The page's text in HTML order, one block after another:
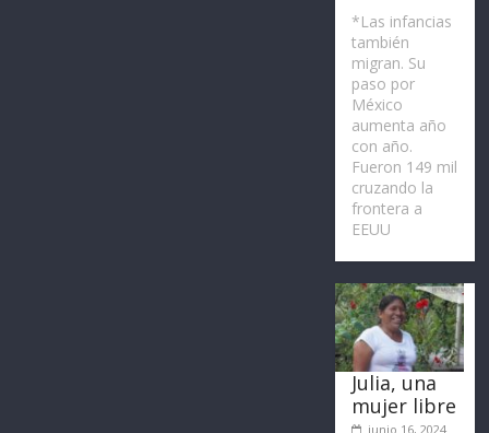
*Las infancias
también
migran. Su
paso por
México
aumenta año
con año.
Fueron 149 mil
cruzando la
frontera a
EEUU
Julia, una
mujer libre
junio 16, 2024